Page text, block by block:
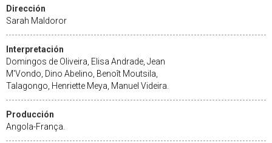
Dirección
Sarah Maldoror
Interpretación
Domingos de Oliveira, Elisa Andrade, Jean
M'Vondo, Dino Abelino, Benoît Moutsila,
Talagongo, Henriette Meya, Manuel Videira.
Producción
Angola-França.